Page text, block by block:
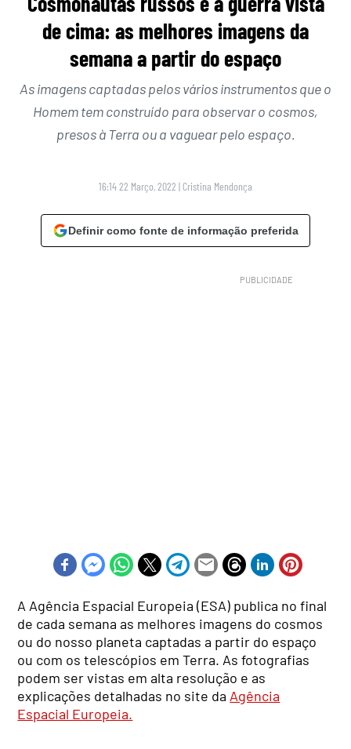
de cima: as melhores imagens da
semana a partir do espaço
As imagens captadas pelos vários instrumentos que o
Homem tem construído para observar o cosmos,
presos à Terra ou a vaguear pelo espaço.
16:14 22 Março, 2022 | Cristina Mendonça
Definir como fonte de informação preferida
A Agência Espacial Europeia (ESA) publica no final
de cada semana as melhores imagens do cosmos
ou do nosso planeta captadas a partir do espaço
ou com os telescópios em Terra. As fotografias
podem ser vistas em alta resolução e as
explicações detalhadas no site da Agência
Espacial Europeia.